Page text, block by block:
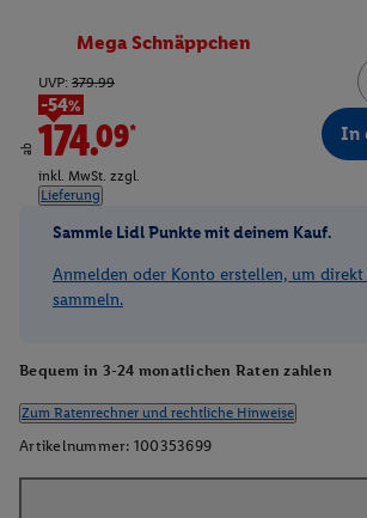
Mega Schnäppchen
ab
UVP: 379.99
-54%
174.09*
inkl. MwSt. zzgl.
Lieferung
In
Sammle Lidl Punkte mit deinem Kauf.
Anmelden oder Konto erstellen, um
sammeln.
Bequem in 3-24 monatlichen Raten zahlen
Zum Ratenrechner und rechtliche Hinweise
Artikelnummer: 100353699